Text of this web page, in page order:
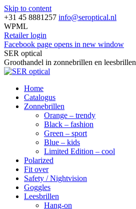
Skip to content
+31 45 8881257 info@seroptical.nl
WPML
Retailer login
Facebook page opens in new window
SER optical
Groothandel in zonnebrillen en leesbrillen
Home
Catalogus
Zonnebrillen
Orange – trendy
Black – fashion
Green – sport
Blue – kids
Limited Edition – cool
Polarized
Fit over
Safety / Nightvision
Goggles
Leesbrillen
Hang-on